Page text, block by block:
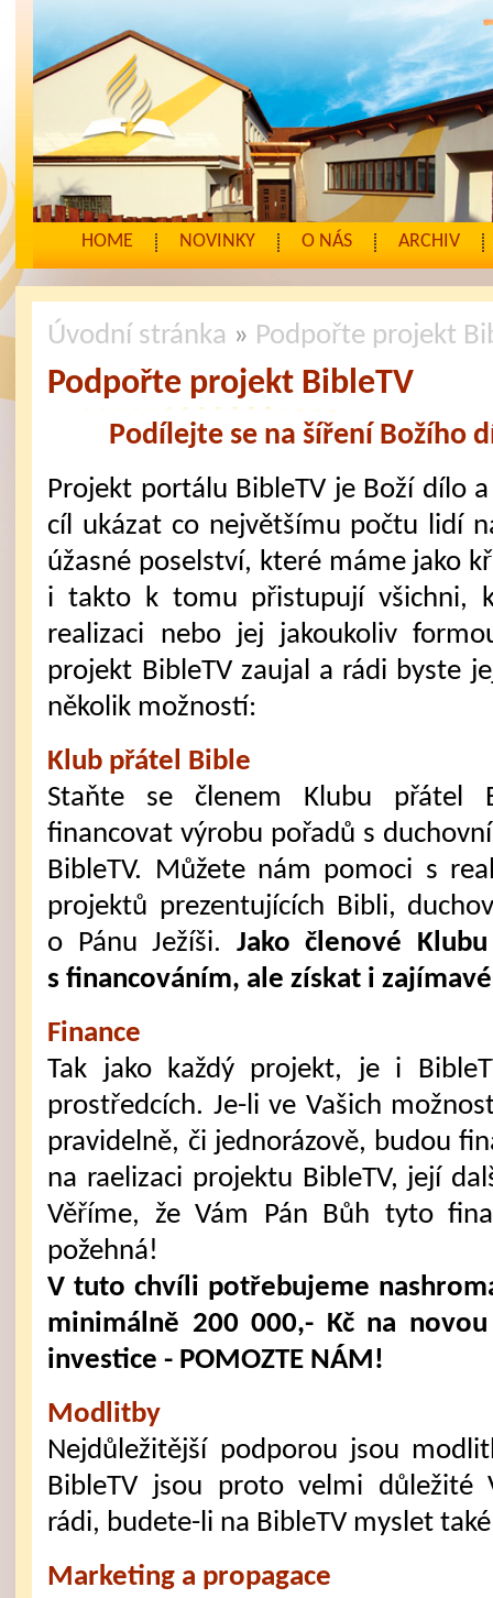
HOME NOVINKY O NÁS ARCHIV
Úvodní stránka » Podpořte projekt
Podpořte projekt BibleTV
Podílejte se na šíření Božího
Projekt portálu BibleTV je Boží dílo
cíl ukázat co největšímu počtu lidí
úžasné poselství, které máme jako
i takto k tomu přistupují všichni,
realizaci nebo jej jakoukoliv
projekt BibleTV zaujal a rádi byste
několik možností:
Klub přátel Bible
Staňte se členem Klubu přátel
financovat výrobu pořadů s
BibleTV. Můžete nám pomoci s
projektů prezentujících Bibli,
o Pánu Ježíši. Jako členové
s financováním, ale získat i
Finance
Tak jako každý projekt, je i
prostředcích. Je-li ve Vašich
pravidelně, či jednorázově, budou
na raelizaci projektu BibleTV, její
Věříme, že Vám Pán Bůh tyto
požehná!
V tuto chvíli potřebujeme
minimálně 200 000,- Kč na
investice - POMOZTE NÁM!
Modlitby
Nejdůležitější podporou jsou
BibleTV jsou proto velmi důležité
rádi, budete-li na BibleTV myslet
Marketing a propagace